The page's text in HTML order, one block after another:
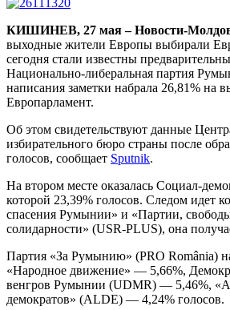
КИШИНЕВ, 27 мая – Новости-
выходные жители Европы выбирали
сегодня стали известны
Национально-либеральная партия
написания заметки набрала 26,81% на
Европарламент.
Об этом свидетельствуют данные
избирательного бюро страны после
голосов, сообщает Sputnik.
На втором месте оказалась Социал-
которой 23,39% голосов. Следом идет
спасения Румынии» и «Партии,
солидарности» (USR-PLUS), она
Партия «За Румынию» (PRO România)
«Народное движение» — 5,66%,
венгров Румынии (UDMR) — 5,46%,
демократов» (ALDE) — 4,24% голосов.